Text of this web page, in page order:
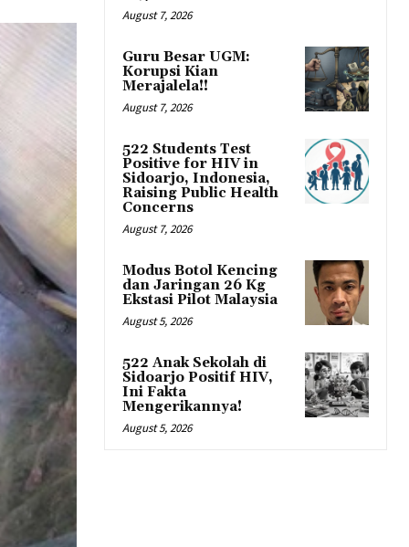
August 7, 2026
Guru Besar UGM:
Korupsi Kian
Merajalela!!
August 7, 2026
522 Students Test
Positive for HIV in
Sidoarjo, Indonesia,
Raising Public Health
Concerns
August 7, 2026
Modus Botol Kencing
dan Jaringan 26 Kg
Ekstasi Pilot Malaysia
August 5, 2026
522 Anak Sekolah di
Sidoarjo Positif HIV,
Ini Fakta
Mengerikannya!
August 5, 2026